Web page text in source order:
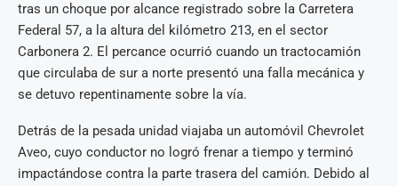
tras un choque por alcance registrado sobre la Carretera
Federal 57, a la altura del kilómetro 213, en el sector
Carbonera 2. El percance ocurrió cuando un tractocamión
que circulaba de sur a norte presentó una falla mecánica y
se detuvo repentinamente sobre la vía.
Detrás de la pesada unidad viajaba un automóvil Chevrolet
Aveo, cuyo conductor no logró frenar a tiempo y terminó
impactándose contra la parte trasera del camión. Debido al